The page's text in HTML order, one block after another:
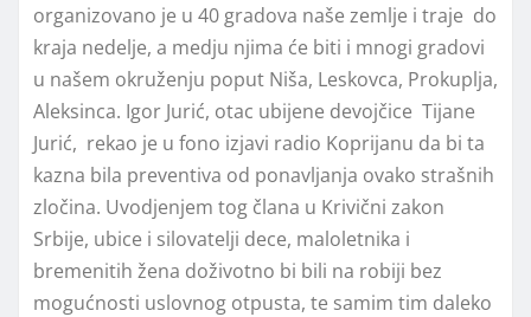
organizovano je u 40 gradova naše zemlje i traje do
kraja nedelje, a medju njima će biti i mnogi gradovi
u našem okruženju poput Niša, Leskovca, Prokuplja,
Aleksinca. Igor Jurić, otac ubijene devojčice Tijane
Jurić, rekao je u fono izjavi radio Koprijanu da bi ta
kazna bila preventiva od ponavljanja ovako strašnih
zločina. Uvodjenjem tog člana u Krivični zakon
Srbije, ubice i silovatelji dece, maloletnika i
bremenitih žena doživotno bi bili na robiji bez
mogućnosti uslovnog otpusta, te samim tim daleko